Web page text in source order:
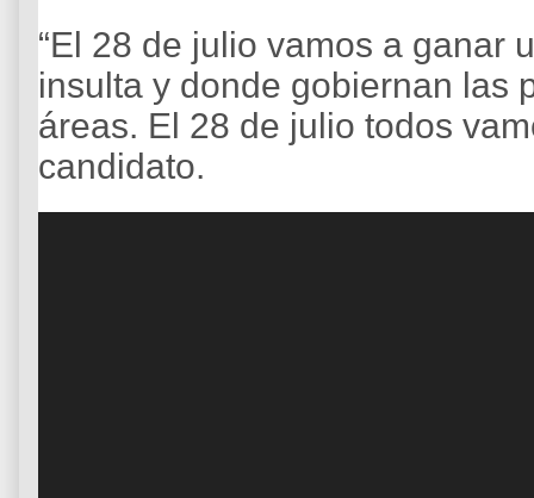
“El 28 de julio vamos a ganar
insulta y donde gobiernan las
áreas. El 28 de julio todos
candidato.